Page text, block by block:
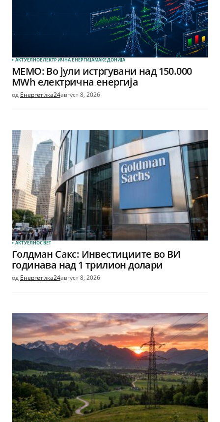
АКТУЕЛНОЕЛЕКТРИЧНА ЕНЕРГИЈАМАКЕДОНИЈА
МЕМО: Во јули истргувани над 150.000
MWh електрична енергија
од Енергетика24август 8, 2026
АКТУЕЛНОСВЕТ
Голдман Сакс: Инвестициите во ВИ
годинава над 1 трилион долари
од Енергетика24август 8, 2026